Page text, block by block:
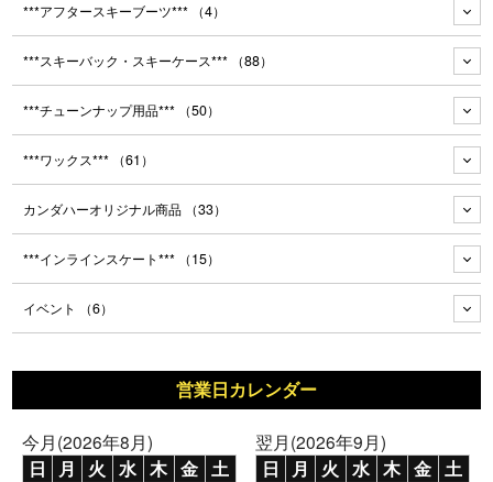
***アフタースキーブーツ*** （4）
***スキーバック・スキーケース*** （88）
***チューンナップ用品*** （50）
***ワックス*** （61）
カンダハーオリジナル商品 （33）
***インラインスケート*** （15）
イベント （6）
営業日カレンダー
今月(2026年8月)
日 月 火 水 木 金 土
翌月(2026年9月)
日 月 火 水 木 金 土